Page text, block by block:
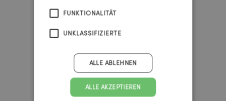
Reichl und Partner Wien
Franz-Josefs-Kai 47
vienna@reichlundpartner.at
Reichl und Partner Graz
A-8010 Graz
FUNKTIONALITÄT
UNKLASSIFIZIERTE
ALLE AKZEPTIEREN
ALLE ABLEHNEN